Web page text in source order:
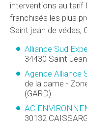
interventions au tarif
franchisés les plus
Saint jean de védas,
Alliance Sud
34430 Saint
Agence Alliance
de la dame -
(GARD)
AC
30132